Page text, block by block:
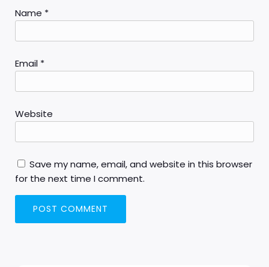
Name *
Email *
Website
Save my name, email, and website in this browser
for the next time I comment.